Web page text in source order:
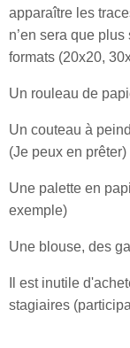
apparaître les
n’en sera que
formats (20x20,
Un rouleau de
Un couteau à
(Je peux en prêter)
Une palette en
exemple)
Une blouse, des
Il est inutile
stagiaires